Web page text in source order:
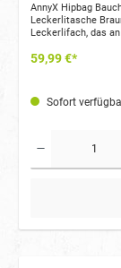
AnnyX Hipbag
Leckerlitasche
Leckerlifach, das
Schlüssel,
können
AnnyX Hipbag ist
59,99 €*
Sofort